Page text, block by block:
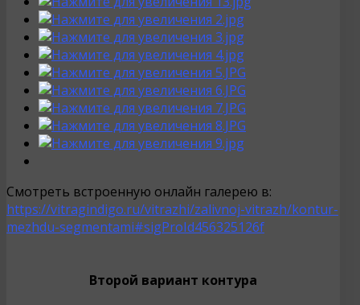
Смотреть встроенную онлайн галерею в:
https://vitragindigo.ru/vitrazhi/zalivnoj-vitrazh/kontur-
mezhdu-segmentami#sigProId456325126f
Второй вариант контура